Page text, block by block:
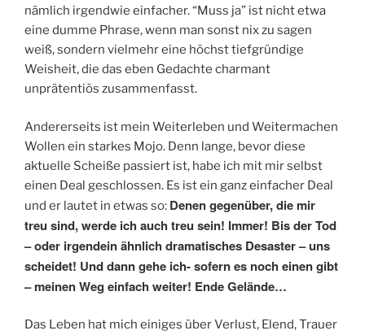
nämlich irgendwie einfacher. “Muss ja” ist nicht etwa
eine dumme Phrase, wenn man sonst nix zu sagen
weiß, sondern vielmehr eine höchst tiefgründige
Weisheit, die das eben Gedachte charmant
unprätentiös zusammenfasst.
Andererseits ist mein Weiterleben und Weitermachen
Wollen ein starkes Mojo. Denn lange, bevor diese
aktuelle Scheiße passiert ist, habe ich mit mir selbst
einen Deal geschlossen. Es ist ein ganz einfacher Deal
und er lautet in etwas so: Denen gegenüber, die mir
treu sind, werde ich auch treu sein! Immer! Bis der Tod
– oder irgendein ähnlich dramatisches Desaster – uns
scheidet! Und dann gehe ich- sofern es noch einen gibt
– meinen Weg einfach weiter! Ende Gelände…
Das Leben hat mich einiges über Verlust, Elend, Trauer